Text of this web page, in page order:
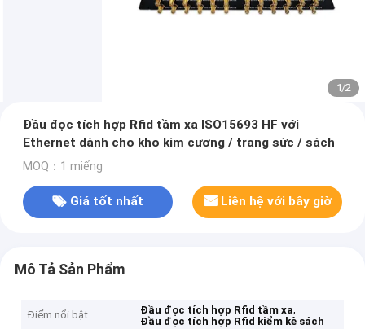
1/2
Đầu đọc tích hợp Rfid tầm xa ISO15693 HF với
Ethernet dành cho kho kim cương / trang sức / sách
MOQ：1 miếng
Giá tốt nhất Liên hệ với bây giờ
Mô Tả Sản Phẩm
Điểm nổi bật Đầu đọc tích hợp Rfid tầm xa,
Đầu đọc tích hợp Rfid kiểm kê sách